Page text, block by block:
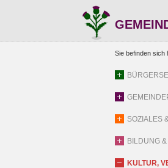
Sie befinden sich
SOZIALES
BILDUNG
KULTUR,